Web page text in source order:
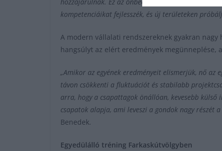
kompetenciáikat fejlesszék, és új területeken
A modern vállalati rendszereknek gyakran
hangsúlyt az elért eredmények megünneplése,
„Amikor az egyének eredményeit elismerjük, nő
távon csökkenti a fluktuációt és stabilabb
arra, hogy a csapattagok önállóan, kevesebb
csapatok alapja, ami leveszi a gondok nagy részét
Benedek.
Egyedülálló tréning Farkaskútvölgyben